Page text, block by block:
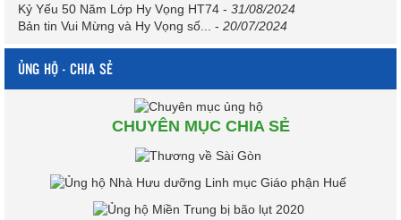
Kỷ Yếu 50 Năm Lớp Hy Vọng HT74 - 31/08/2024
Bản tin Vui Mừng và Hy Vọng số...
- 20/07/2024
ỦNG HỘ - CHIA SẺ
CHUYÊN MỤC CHIA SẺ